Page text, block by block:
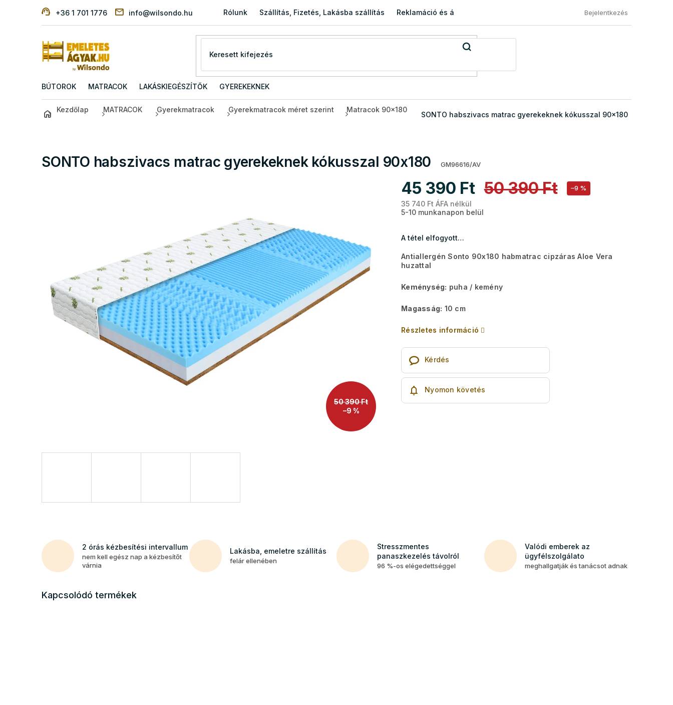
+36 1 701 1776 info@wilsondo.hu Rólunk Szállítás, Fizetés, Lakásba szállítás Reklamáció és áru visszaküldése Általános Szerződési Feltételek
Bejelentkezés
BÚTOROK MATRACOK LAKÁSKIEGÉSZÍTŐK GYEREKEKNEK
Kezdőlap MATRACOK Gyerekmatracok Gyerekmatracok méret szerint Matracok 90x180
SONTO habszivacs matrac gyerekeknek kókusszal 90x180
SONTO habszivacs matrac gyerekeknek kókusszal 90x180 GM96616/AV
50 390 Ft
–9 %
50 390 Ft –9 %
45 390 Ft
35 740 Ft ÁFA nélkül
5-10 munkanapon belül
A tétel elfogyott…
Antiallergén Sonto 90x180 habmatrac cipzáras Aloe Vera
huzattal
Keménység: puha / kemény
Magasság: 10 cm
Részletes információ
Kérdés
Nyomon követés
2 órás kézbesítési intervallum
nem kell egész nap a kézbesítőt
várnia
Lakásba, emeletre szállítás
felár ellenében
Stresszmentes
panaszkezelés távolról
96 %-os elégedettséggel
Valódi emberek az
ügyfélszolgálato
meghallgatják és tanácsot adnak
Kapcsolódó termékek